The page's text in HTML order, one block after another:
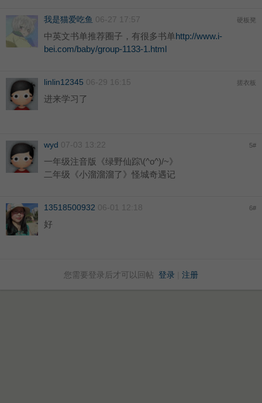
我是猫爱吃鱼 06-27 17:57 硬板凳
中英文书单推荐圈子，有很多书单http://www.i-
bei.com/baby/group-1133-1.html
linlin12345 06-29 16:15 搓衣板
进来学习了
wyd 07-03 13:22 5#
一年级注音版《绿野仙踪\(^o^)/~》
二年级《小溜溜溜了》怪城奇遇记
13518500932 06-01 12:18 6#
好
您需要登录后才可以回帖 登录 注册